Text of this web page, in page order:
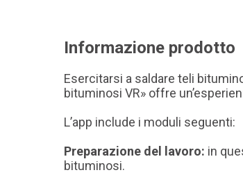
Informazione prodotto
Esercitarsi a saldare teli
bituminosi VR» offre
L’app include i moduli seguenti:
Preparazione del lavoro: in
bituminosi.